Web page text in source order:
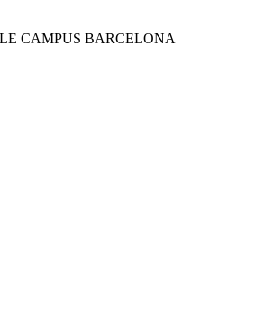
CAMPUS BARCELONA